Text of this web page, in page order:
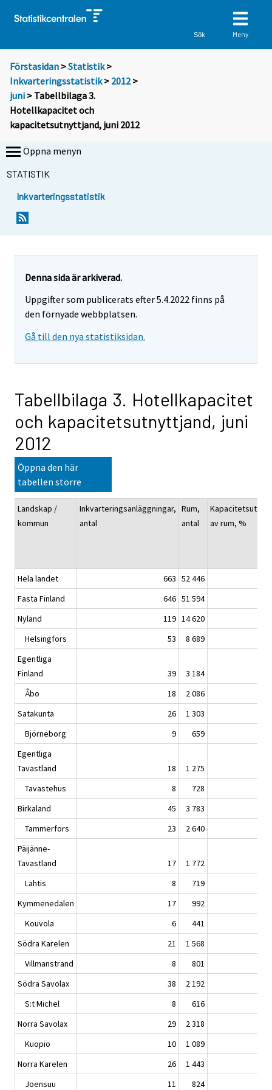
Sök Meny
Förstasidan >Statistik >
Inkvarteringsstatistik> 2012>
juni > Tabellbilaga 3.
Hotellkapacitet och
kapacitetsutnyttjand, juni 2012
Öppna menyn
STATISTIK
Inkvarteringsstatistik
Denna sida är arkiverad.
Uppgifter som publicerats efter 5.4.2022 finns på
den förnyade webbplatsen.
Gå till den nya statistiksidan.
Tabellbilaga 3. Hotellkapacitet
och kapacitetsutnyttjand, juni
2012
Öppna den här
tabellen större
Landskap /
kommun
Inkvarteringsanläggningar,
antal
Rum,
antal
av rum, %
Hela landet 663 52 446
Fasta Finland
646 51 594
Nyland
119 14 620
Helsingfors
53
8 689
Egentliga
Finland
39
3 184
Åbo
18
2 086
Satakunta
26
1 303
Björneborg
9
659
Egentliga
Tavastland
18
1 275
Tavastehus
8
728
Birkaland
45
3 783
Tammerfors
23
2 640
Päijänne-
Tavastland
17
1 772
Lahtis
8
719
Kymmenedalen
17
992
Kouvola
6
441
Södra Karelen
21
1 568
Villmanstrand
8
801
Södra Savolax
38
2 192
S:t Michel
8
616
Norra Savolax
29
2 318
Kuopio
10
1 089
Norra Karelen
26
1 443
Joensuu
11 824